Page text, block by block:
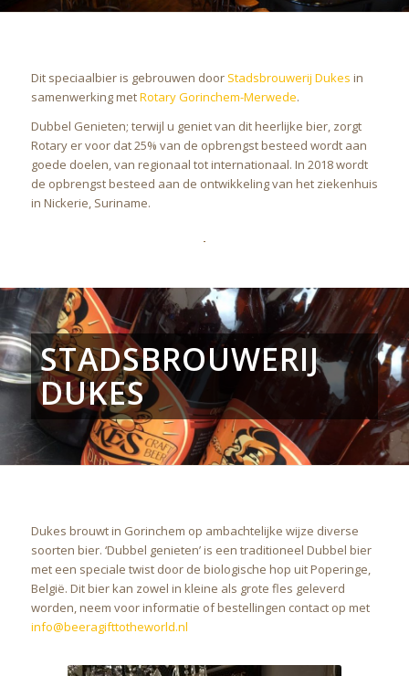
Dit speciaalbier is gebrouwen door Stadsbrouwerij Dukes in
samenwerking metRotary Gorinchem-Merwede.
Dubbel Genieten; terwijl u geniet van dit heerlijke bier, zorgt
Rotary er voor dat 25% van de opbrengst besteed wordt aan
goede doelen, van regionaal tot internationaal. In 2018 wordt
de opbrengst besteed aan de ontwikkeling van het ziekenhuis
in Nickerie, Suriname.
STADSBROUWERIJ
DUKES
Dukes brouwt in Gorinchem op ambachtelijke wijze diverse
soorten bier. ‘Dubbel genieten’ is een traditioneel Dubbel bier
met een speciale twist door de biologische hop uit Poperinge,
België. Dit bier kan zowel in kleine als grote fles geleverd
worden, neem voor informatie of bestellingen contact op met
info@beeragifttotheworld.nl